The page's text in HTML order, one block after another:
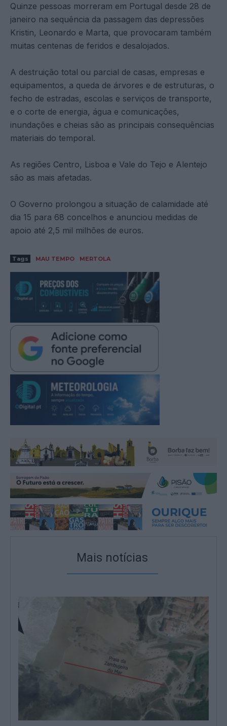
Quinze pessoas morreram em Portugal desde 28 de
janeiro na sequência da passagem das depressões
Kristin, Leonardo e Marta, que provocaram também
muitas centenas de feridos e desalojados.
A destruição total ou parcial de casas, empresas e
equipamentos, a queda de árvores e de estruturas, o
fecho de estradas, escolas e serviços de transporte,
e o corte de energia, água e comunicações,
inundações e cheias são as principais consequências
materiais do temporal.
As regiões Centro, Lisboa e Vale do Tejo e Alentejo
são as mais afetadas.
O Governo prolongou a situação de calamidade até
dia 15 para 68 concelhos e anunciou medidas de
apoio até 2,5 mil milhões de euros.
Tags MAU TEMPO MERTOLA
Mais notícias